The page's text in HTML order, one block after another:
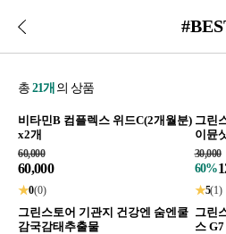
총 21개 의 상품
비타민B 컴플렉스 위드C(2개월분)
x2개
60,000
60,000
★0(0)
그린
이뮨
30,000
60%
★5(1)
그린스토어 기관지 건강엔 숨엔쿨
감국감태추출물
그린
스